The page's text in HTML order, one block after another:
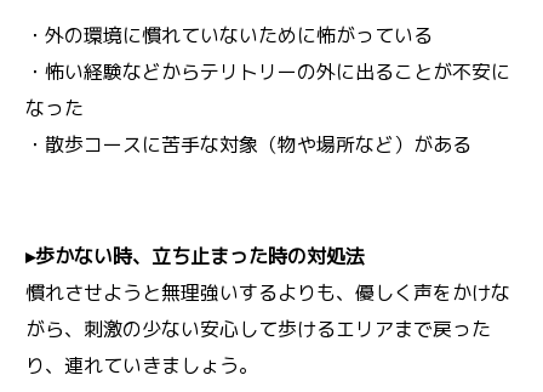
・外の環境に慣れていないために怖がっている
・怖い経験などからテリトリーの外に出ることが不安に
なった
・散歩コースに苦手な対象（物や場所など）がある
▸歩かない時、立ち止まった時の対処法
慣れさせようと無理強いするよりも、優しく声をかけな
がら、刺激の少ない安心して歩けるエリアまで戻った
り、連れていきましょう。